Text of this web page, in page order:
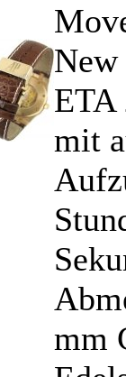
New
ETA
mit
mm